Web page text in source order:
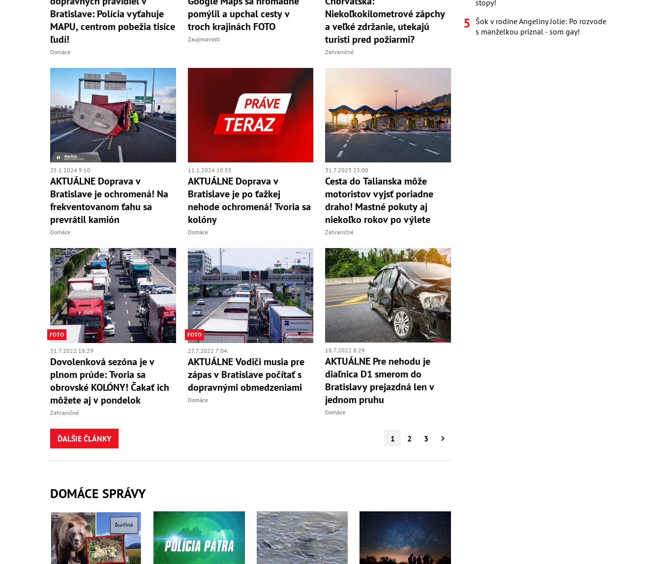
Bratislave: Polícia vyťahuje
MAPU, centrom pobežia tisíce
ľudí!
Domáce
pomýlil a upchal cesty v
troch krajinách FOTO
Zaujímavosti
Niekoľkokilometrové zápchy
a veľké zdržanie, utekajú
turisti pred požiarmi?
Zahraničné
25.1.2024 9:10
AKTUÁLNE Doprava v
Bratislave je ochromená! Na
frekventovanom ťahu sa
prevrátil kamión
Domáce
11.1.2024 10:55
AKTUÁLNE Doprava v
Bratislave je po ťažkej
nehode ochromená! Tvoria sa
kolóny
Domáce
31.7.2023 23:00
Cesta do Talianska môže
motoristov vyjsť poriadne
draho! Mastné pokuty aj
niekoľko rokov po výlete
Zahraničné
FOTO
31.7.2022 18:29
Dovolenková sezóna je v
plnom prúde: Tvoria sa
obrovské KOLÓNY! Čakať ich
môžete aj v pondelok
Zahraničné
FOTO
27.7.2022 7:04
AKTUÁLNE Vodiči musia pre
zápas v Bratislave počítať s
dopravnými obmedzeniami
Domáce
18.7.2022 8:29
AKTUÁLNE Pre nehodu je
diaľnica D1 smerom do
Bratislavy prejazdná len v
jednom pruhu
Domáce
ĎALŠIE ČLÁNKY 1 2 3
DOMÁCE SPRÁVY
stopy!
Šok v rodine Angeliny Jolie: Po rozvode
s manželkou priznal - som gay!